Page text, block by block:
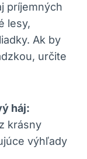
príjemných
lesy,
Ak by
určite
⁢háj:
krásny⁢
výhľady